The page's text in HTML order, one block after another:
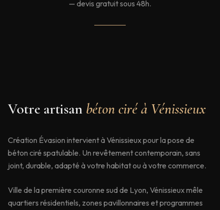
— devis gratuit sous 48h.
Votre artisan béton ciré à Vénissieux
Création Évasion intervient à Vénissieux pour la pose de
béton ciré spatulable. Un revêtement contemporain, sans
joint, durable, adapté à votre habitat ou à votre commerce.
Ville de la première couronne sud de Lyon, Vénissieux mêle
quartiers résidentiels, zones pavillonnaires et programmes